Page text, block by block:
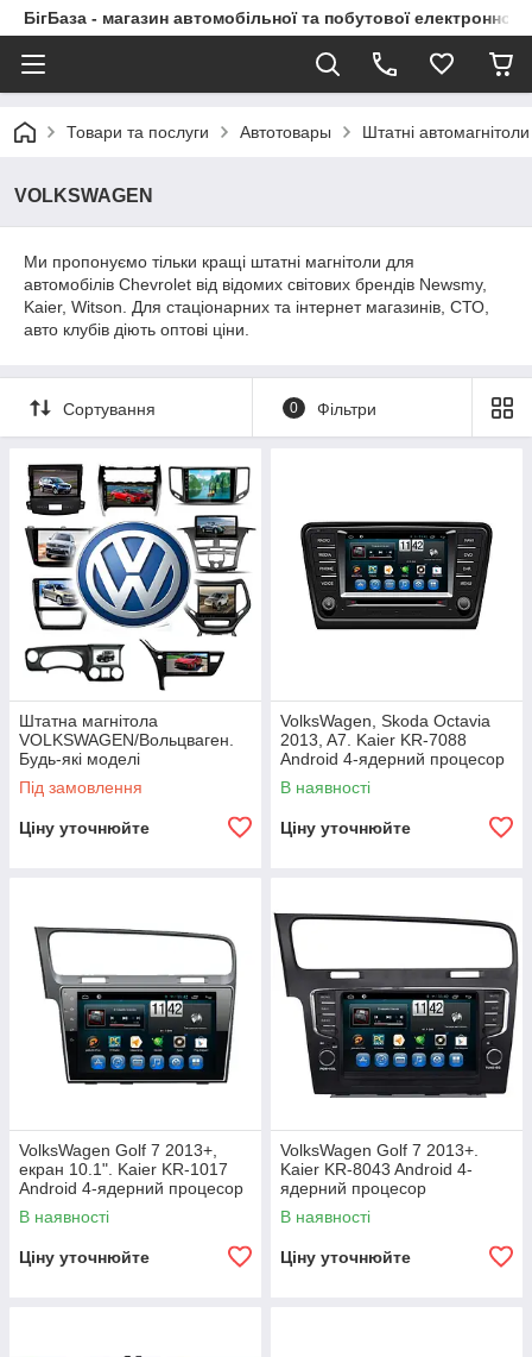
БігБаза - магазин автомобільної та побутової електронної
Товари та послуги Автотовары Штатні автомагнітоли
VOLKSWAGEN
Ми пропонуємо тільки кращі штатні магнітоли для
автомобілів Chevrolet від відомих світових брендів Newsmy,
Kaier, Witson. Для стаціонарних та інтернет магазинів, СТО,
авто клубів діють оптові ціни.
Сортування 0 Фільтри
Штатна магнітола
VOLKSWAGEN/Вольцваген.
Будь-які моделі
Під замовлення
Ціну уточнюйте
VolksWagen, Skoda Octavia
2013, A7. Kaier KR-7088
Android 4-ядерний процесор
В наявності
Ціну уточнюйте
VolksWagen Golf 7 2013+,
екран 10.1". Kaier KR-1017
Android 4-ядерний процесор
В наявності
Ціну уточнюйте
VolksWagen Golf 7 2013+.
Kaier KR-8043 Android 4-
ядерний процесор
В наявності
Ціну уточнюйте